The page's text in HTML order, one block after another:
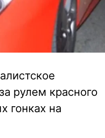
рулем красного
гонках на